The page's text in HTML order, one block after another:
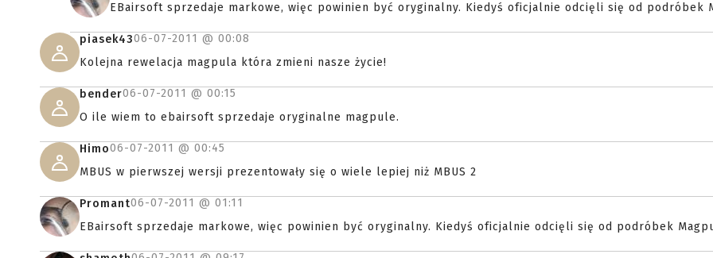
EBairsoft sprzedaje markowe, więc powinien być oryginalny. Kiedyś oficjalnie odcięli się od podróbek
piasek4306-07-2011 @ 00:08
Kolejna rewelacja magpula która zmieni nasze życie!
bender06-07-2011 @ 00:15
O ile wiem to ebairsoft sprzedaje oryginalne magpule.
Himo06-07-2011 @ 00:45
MBUS w pierwszej wersji prezentowały się o wiele lepiej niż MBUS 2
Promant06-07-2011 @ 01:11
EBairsoft sprzedaje markowe, więc powinien być oryginalny. Kiedyś oficjalnie odcięli się od podróbek